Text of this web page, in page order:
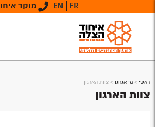
מוקד איחוד EN FR
ראשי > מי אנחנו > צוות הארגון
צוות הארגון